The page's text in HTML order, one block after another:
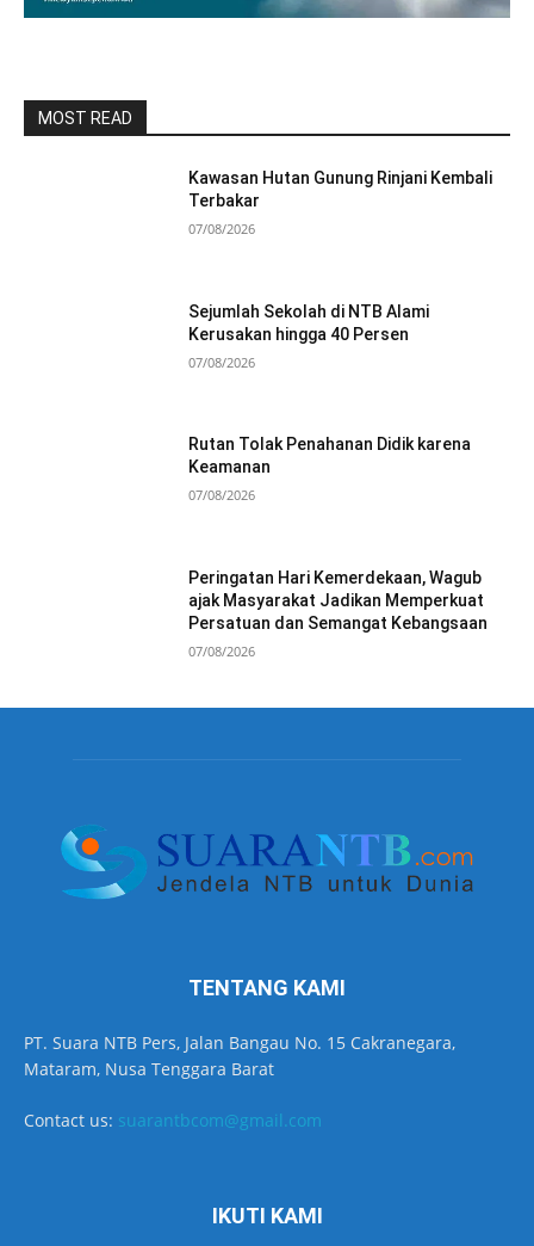
MOST READ
Kawasan Hutan Gunung Rinjani Kembali
Terbakar
07/08/2026
Sejumlah Sekolah di NTB Alami
Kerusakan hingga 40 Persen
07/08/2026
Rutan Tolak Penahanan Didik karena
Keamanan
07/08/2026
Peringatan Hari Kemerdekaan, Wagub
ajak Masyarakat Jadikan Memperkuat
Persatuan dan Semangat Kebangsaan
07/08/2026
TENTANG KAMI
PT. Suara NTB Pers, Jalan Bangau No. 15 Cakranegara,
Mataram, Nusa Tenggara Barat
Contact us: suarantbcom@gmail.com
IKUTI KAMI